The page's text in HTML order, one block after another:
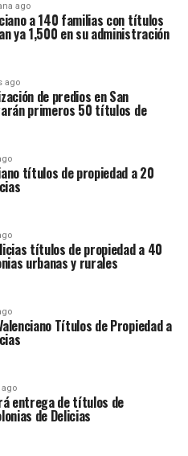
ago
a 140 familias con títulos
ya 1,500 en su administración
ago
de predios en San
primeros 50 títulos de
títulos de propiedad a 20
títulos de propiedad a 40
urbanas y rurales
Títulos de Propiedad a
ago
entrega de títulos de
de Delicias